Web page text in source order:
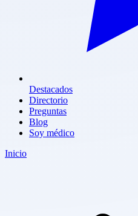
Destacados
Directorio
Preguntas
Blog
Soy médico
Inicio